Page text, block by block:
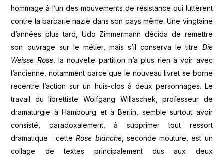
hommage à l’un des mouvements de résistance qui luttèrent
contre la barbarie nazie dans son pays même. Une vingtaine
d’années plus tard, Udo Zimmermann décida de remettre
son ouvrage sur le métier, mais s’il conserva le titre Die
Weisse Rose, la nouvelle partition n’a plus rien à voir avec
l’ancienne, notamment parce que le nouveau livret se borne
recentre l’action sur un huis-clos à deux personnages. Le
travail du librettiste Wolfgang Willaschek, professeur de
dramaturgie à Hambourg et à Berlin, semble surtout avoir
consisté, paradoxalement, à supprimer tout ressort
dramatique : cetteRose blanche, seconde mouture, est un
collage de textes principalement dus aux deux